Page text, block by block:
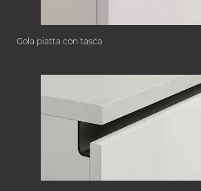
Gola piatta con tasca